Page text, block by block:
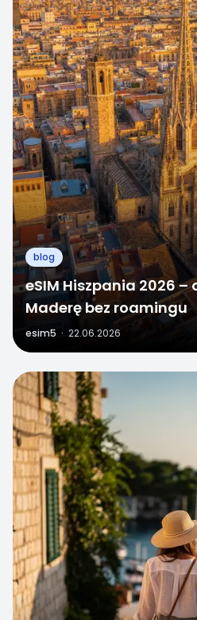
blog
eSIM Hiszpania 2026 –
Maderę bez roamingu
esim5 · 22.06.2026